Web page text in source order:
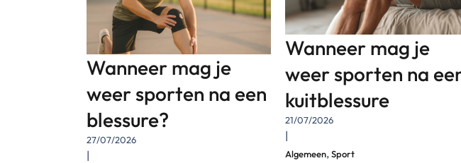
Wanneer mag je
weer sporten na een
blessure?
27/07/2026
|
Wanneer mag je
weer sporten na
kuitblessure
21/07/2026
|
Algemeen,Sport